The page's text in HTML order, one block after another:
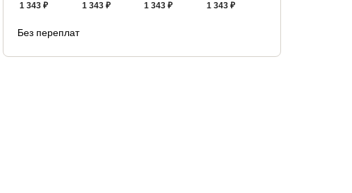
1 343 ₽
1 343 ₽
1 343 ₽
1 343 ₽
Без переплат